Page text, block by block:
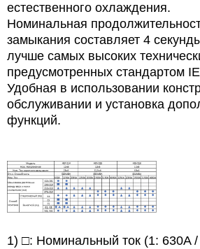
естественного охлаждения.
Номинальная
замыкания составляет 4
лучше самых высоких
предусмотренных стандартом
Удобная в использовании
обслуживании и установка
функций.
1) □: Номинальный ток (1: 630A